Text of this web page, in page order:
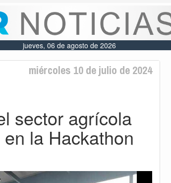
jueves, 06 de agosto de 2026
miércoles 10 de julio de 2024
sector agrícola
la Hackathon